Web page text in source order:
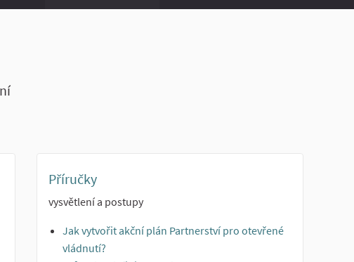
Příručky
vysvětlení a postupy
Jak vytvořit akční plán Partnerství pro otevřené
vládnutí?